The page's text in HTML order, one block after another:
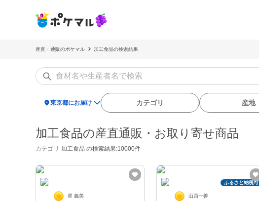
産直・通販のポケマル 加工食品の検索結果
location_on東京都にお届け カテゴリ 産地
加工食品の産直通販・お取り寄せ商品
カテゴリ 加工食品 の検索結果:10000件
星 義美
ふるさと納税可
山西一善